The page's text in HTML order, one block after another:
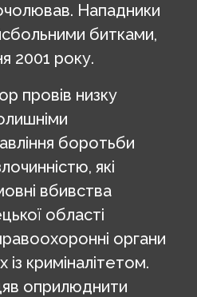
Нападники
битками,
2001 року.
провів низку
боротьби
які
вбивства
області
органи
із криміналітетом.
оприлюднити